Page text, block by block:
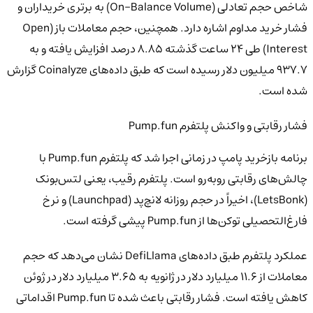
شاخص حجم تعادلی (On-Balance Volume) به برتری خریداران و
فشار خرید مداوم اشاره دارد. همچنین، حجم معاملات باز (Open
Interest) طی ۲۴ ساعت گذشته ۸.۸۵ درصد افزایش یافته و به
۹۳۷.۷ میلیون دلار رسیده است که طبق داده‌های Coinalyze گزارش
شده است.
فشار رقابتی و واکنش پلتفرم Pump.fun
برنامه بازخرید پامپ در زمانی اجرا شد که پلتفرم Pump.fun با
چالش‌های رقابتی روبه‌رو است. پلتفرم رقیب، یعنی لتس‌بونک
(LetsBonk)، اخیراً در حجم روزانه لانچ‌پد (Launchpad) و نرخ
فارغ‌التحصیلی توکن‌ها از Pump.fun پیشی گرفته است.
عملکرد پلتفرم طبق داده‌های DefiLlama نشان می‌دهد که حجم
معاملات از ۱۱.۶ میلیارد دلار در ژانویه به ۳.۶۵ میلیارد دلار در ژوئن
کاهش یافته است. فشار رقابتی باعث شده تا Pump.fun اقداماتی